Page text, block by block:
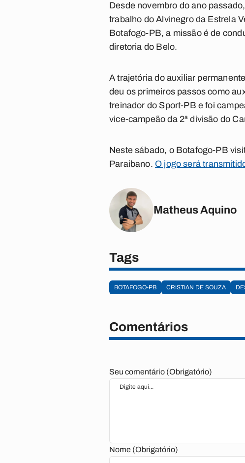
Desde novembro do ano
trabalho do Alvinegro da Estrela
Botafogo-PB, a missão é de
diretoria do Belo.
A trajetória do auxiliar
deu os primeiros passos como
treinador do Sport-PB e foi
vice-campeão da 2ª divisão do
Neste sábado, o Botafogo-PB
Paraibano. O jogo será
Matheus Aquino
Tags
BOTAFOGO-PB CRISTIAN DE SOUZA
Comentários
Seu comentário (Obrigatório)
Nome (Obrigatório)